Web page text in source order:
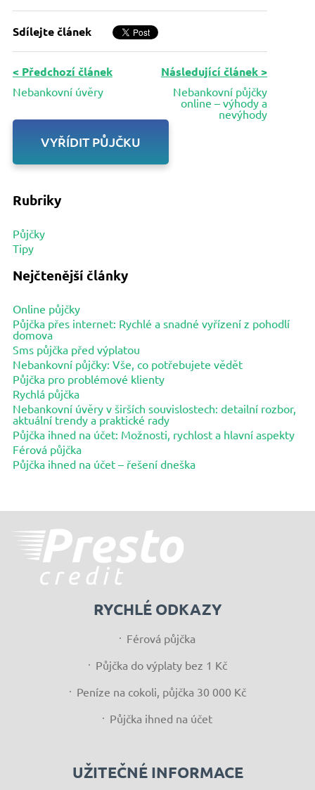
Sdílejte článek
< Předchozí článek
Nebankovní úvěry
Následující článek >
Nebankovní půjčky
online – výhody a
nevýhody
VYŘÍDIT PŮJČKU
Rubriky
Půjčky
Tipy
Nejčtenější články
Online půjčky
Půjčka přes internet: Rychlé a snadné vyřízení z pohodlí
domova
Sms půjčka před výplatou
Nebankovní půjčky: Vše, co potřebujete vědět
Půjčka pro problémové klienty
Rychlá půjčka
Nebankovní úvěry v širších souvislostech: detailní rozbor,
aktuální trendy a praktické rady
Půjčka ihned na účet: Možnosti, rychlost a hlavní aspekty
Férová půjčka
Půjčka ihned na účet – řešení dneška
RYCHLÉ ODKAZY
Férová půjčka
Půjčka do výplaty bez 1 Kč
Peníze na cokoli, půjčka 30 000 Kč
Půjčka ihned na účet
UŽITEČNÉ INFORMACE